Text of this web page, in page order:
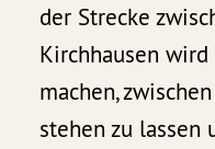
der Strecke
Kirchhausen
machen,
stehen zu lassen